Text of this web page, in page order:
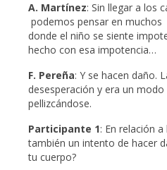
A. Martínez: Sin llegar a los
podemos pensar en
donde el niño se siente
hecho con esa impotencia…
F. Pereña: Y se hacen daño.
desesperación y era un
pellizcándose.
Participante 1: En relación
también un intento de hacer
tu cuerpo?